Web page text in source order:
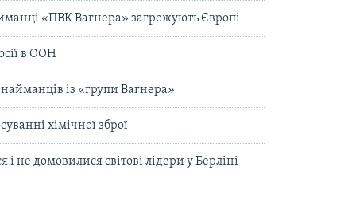
«ПВК Вагнера» загрожують Європі
в ООН
із «групи Вагнера»
хімічної зброї
не домовилися світові лідери у Берліні